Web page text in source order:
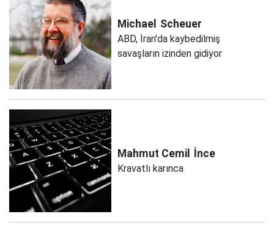
Michael Scheuer
ABD, İran'da kaybedilmiş
savaşların izinden gidiyor
Mahmut Cemil İnce
Kravatlı karınca